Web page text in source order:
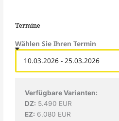
Termine
Wählen Sie Ihren Termin
Verfügbare Varianten:
DZ: 5.490 EUR
EZ: 6.080 EUR